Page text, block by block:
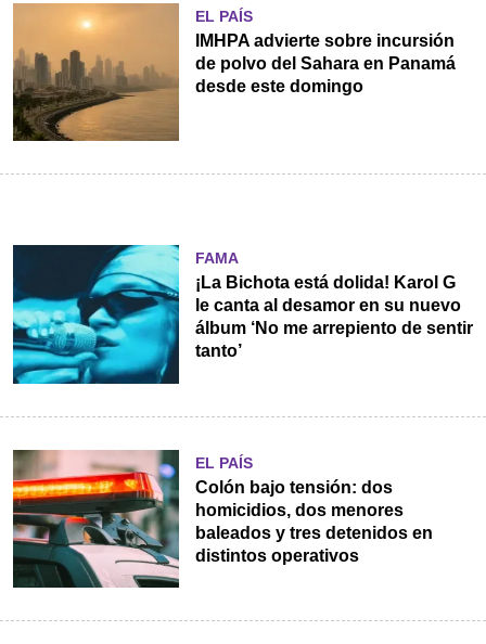
EL PAÍS
IMHPA advierte sobre incursión
de polvo del Sahara en Panamá
desde este domingo
FAMA
¡La Bichota está dolida! Karol G
le canta al desamor en su nuevo
álbum ‘No me arrepiento de sentir
tanto’
EL PAÍS
Colón bajo tensión: dos
homicidios, dos menores
baleados y tres detenidos en
distintos operativos